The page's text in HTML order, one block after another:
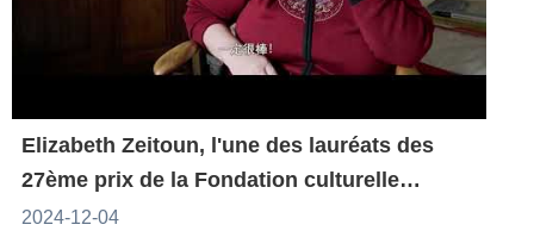
Elizabeth Zeitoun, l'une des lauréats des
27ème prix de la Fondation culturelle
franco-taïwanaise
2024-12-04